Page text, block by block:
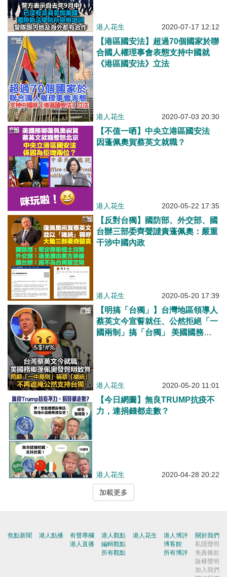
港人花生 2020-07-17 12:12
【港區國安法】超過70個國家於聯
合國人權理事會表態支持中國就
《港區國安法》立法
港人花生 2020-07-03 20:30
【不值一哂】中央立港區國安法
因蓬佩奧賀蔡英文就職？
港人花生 2020-05-22 17:35
【反對台獨】國防部、外交部、國
台辦三部委齊聲譴責蓬佩奧：嚴重
干涉中國內政
港人花生 2020-05-20 17:39
【明搞「台獨」】台灣地區領導人
蔡英文今宣誓就任、公然拒絕「一
國兩制」搞「台獨」 美國國務卿
港人花生 2020-05-20 11:01
【今日網圖】無良TRUMP抗疫不
力，連捐錢都走數？
港人花生 2020-04-28 20:22
加載更多
焦點新聞 港人點播
有聲專欄
港人直播
港人觀點
編輯觀點
所有觀點
港人花生
港人博評
博客館
所有博評
關於我們
私隱聲明
免責條款
版權聲明
加入我們